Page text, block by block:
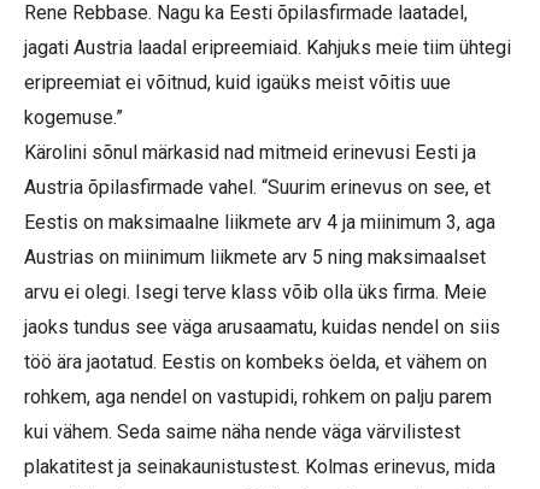
Rene Rebbase. Nagu ka Eesti õpilasfirmade laatadel,
jagati Austria laadal eripreemiaid. Kahjuks meie tiim ühtegi
eripreemiat ei võitnud, kuid igaüks meist võitis uue
kogemuse.”
Kärolini sõnul märkasid nad mitmeid erinevusi Eesti ja
Austria õpilasfirmade vahel. “Suurim erinevus on see, et
Eestis on maksimaalne liikmete arv 4 ja miinimum 3, aga
Austrias on miinimum liikmete arv 5 ning maksimaalset
arvu ei olegi. Isegi terve klass võib olla üks firma. Meie
jaoks tundus see väga arusaamatu, kuidas nendel on siis
töö ära jaotatud. Eestis on kombeks öelda, et vähem on
rohkem, aga nendel on vastupidi, rohkem on palju parem
kui vähem. Seda saime näha nende väga värvilistest
plakatitest ja seinakaunistustest. Kolmas erinevus, mida